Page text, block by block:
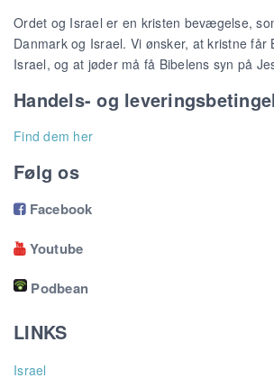
Ordet og Israel er en kristen bevægelse,
Danmark og Israel. Vi ønsker, at kristne får
Israel, og at jøder må få Bibelens syn på
Handels- og
Find dem her
Følg os
Facebook
Youtube
Podbean
LINKS
Israel